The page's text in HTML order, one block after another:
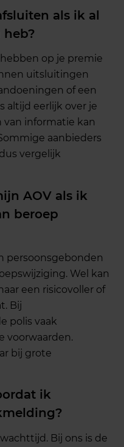
als ik al
op je premie
uitsluitingen
of een
altijd eerlijk over je
informatie kan
aanbieders
vergelijk
AOV als ik
beroep
persoonsgebonden
Wel kan
een risicovoller of
Bij
polis vaak
voorwaarden.
bij grote
ik
Bij ons is de